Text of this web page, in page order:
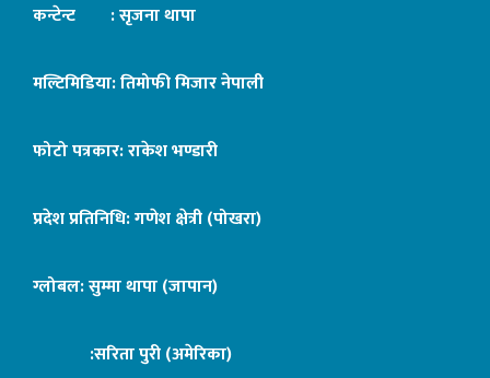
कन्टेन्ट : सृजना थापा
मल्टिमिडिया: तिमोफी मिजार नेपाली
फोटो पत्रकार: राकेश भण्डारी
प्रदेश प्रतिनिधि: गणेश क्षेत्री (पोखरा)
ग्लोबल: सुम्मा थापा (जापान)
:सरिता पुरी (अमेरिका)